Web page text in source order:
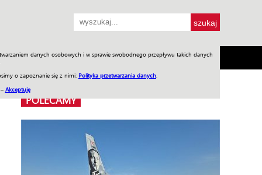
danych osobowych i w sprawie swobodnego przepływu takich danych
o zapoznanie się z nimi: Polityka przetwarzania danych
Akceptuję
SKLEP Jednodniówki Praca w WIW
POLECAMY